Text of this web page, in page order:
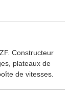
Constructeur
plateaux de
de vitesses.